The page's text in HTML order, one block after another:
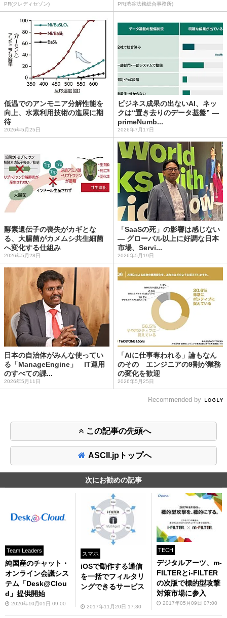
PR(クレディセゾン) PR(渋谷法務総合事務所)
低温でのアンモニア分解性能を
向上、水素利用技術の進展に期
待
2026年5月25日
ビジネス成果の出ないAI、ネッ
クは“置き去りのデータ基盤” ―
primeNumb...
2026年7月17日
酵素遺伝子の喪失がカギとな
る、大腸菌がカメムシ共生細菌
へ変化する仕組み
2026年5月28日
「SaaSの死」の影響は感じない
― グローバル以上に好調な日本
市場、Servi...
2026年5月19日
日本の自治体がみんな使ってい
る「ManageEngine」 IT運用
のすべての課...
2026年5月11日
「AIに仕事奪われる」論もなん
のその エンジニアの9割が業務
の変化を歓迎
2026年5月25日
Recommended by
この記事の先頭へ
ASCII.jpトップへ
次にお勧めの記事
Team Leaders
純国産のチャット・
オンライン会議シス
テム「Desk@Clou
d」提供開始
2020年10月01日 09:00
スマホ
iOSで動作する通信
を一括でフィルタリ
ングできるサービス
2017年11月20日 17:30
TECH
デジタルアーツ、m-
FILTERとi-FILTER
の次版で標的型攻撃
対策市場に参入
2017年05月09日 07:00